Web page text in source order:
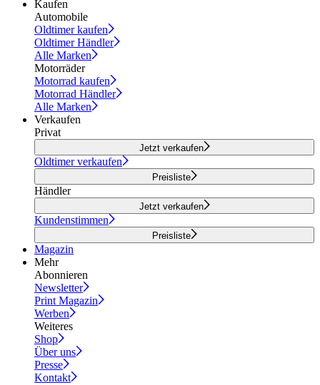
Kaufen
Automobile
Oldtimer kaufen
Oldtimer Händler
Alle Marken
Motorräder
Motorrad kaufen
Motorrad Händler
Alle Marken
Verkaufen
Privat
Jetzt verkaufen
Oldtimer verkaufen
Preisliste
Händler
Jetzt verkaufen
Kundenstimmen
Preisliste
Magazin
Mehr
Abonnieren
Newsletter
Print Magazin
Werben
Weiteres
Shop
Über uns
Presse
Kontakt